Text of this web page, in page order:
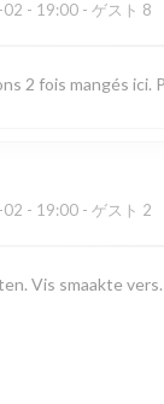
- 19:00 - ゲスト 8
2 fois mangés
- 19:00 - ゲスト 2
Vis smaakte